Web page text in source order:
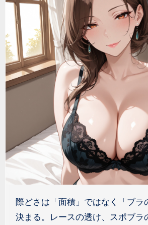
際どさは「面積」ではなく「ブラのデザイン」で
決まる。レースの透け、スポブラ